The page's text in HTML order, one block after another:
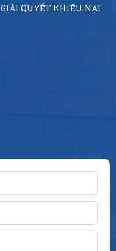
GIẢI QUYẾT KHIẾU NẠI